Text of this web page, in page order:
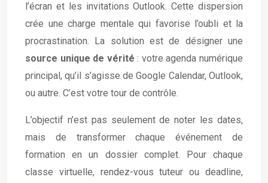
l’écran et les invitations Outlook. Cette dispersion
crée une charge mentale qui favorise l’oubli et la
procrastination. La solution est de désigner une
source unique de vérité : votre agenda numérique
principal, qu’il s’agisse de Google Calendar, Outlook,
ou autre. C’est votre tour de contrôle.
L’objectif n’est pas seulement de noter les dates,
mais de transformer chaque événement de
formation en un dossier complet. Pour chaque
classe virtuelle, rendez-vous tuteur ou deadline,